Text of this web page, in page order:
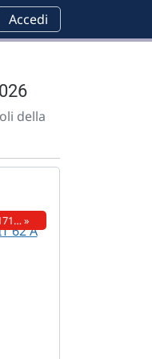
Accedi
della
»